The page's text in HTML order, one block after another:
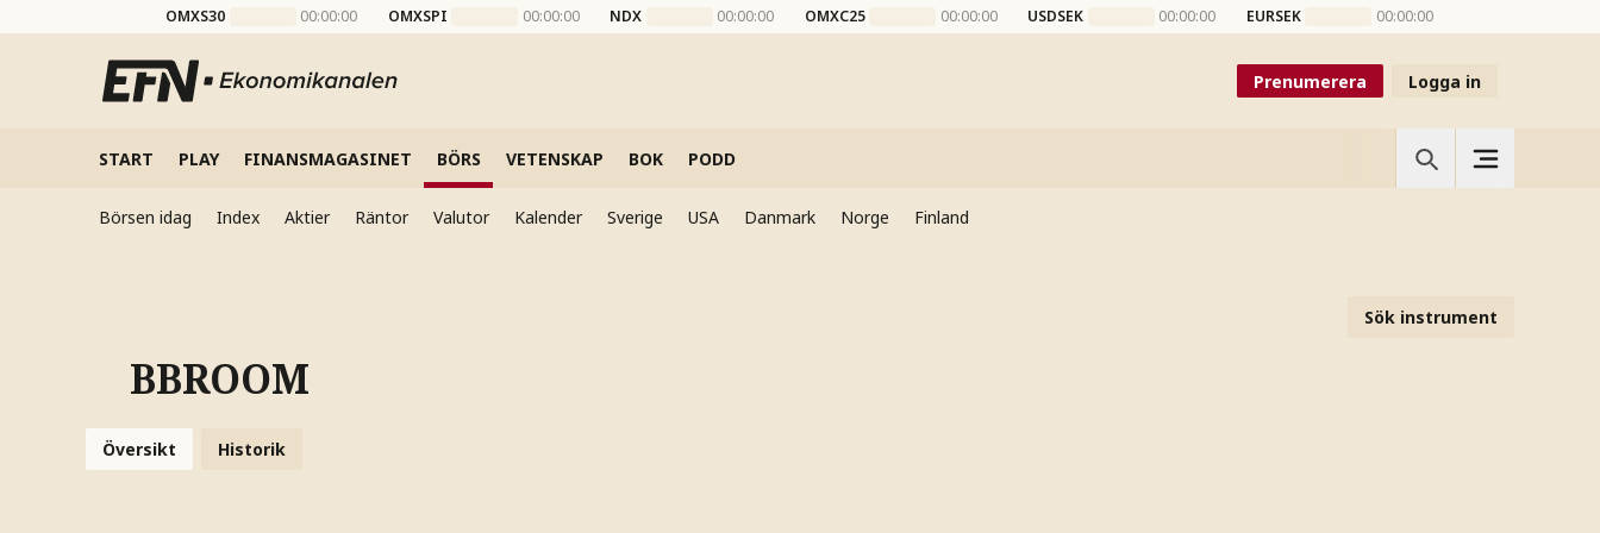
OMXS30 00:00:00 OMXSPI 00:00:00 NDX 00:00:00 OMXC25 00:00:00 USDSEK 00:00:00 EURSEK 00:00:00
Prenumerera Logga in
START PLAY FINANSMAGASINET BÖRS VETENSKAP BOK PODD
Börsen idag Index Aktier Räntor Valutor Kalender Sverige USA Danmark Norge Finland
Sök instrument
BBROOM
Översikt Historik